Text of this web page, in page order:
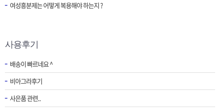
여성흥분제는 어떻게 복용해야 하는지 ?
사용후기
배송이 빠르네요 ^
비아그라후기
사은품 관련..